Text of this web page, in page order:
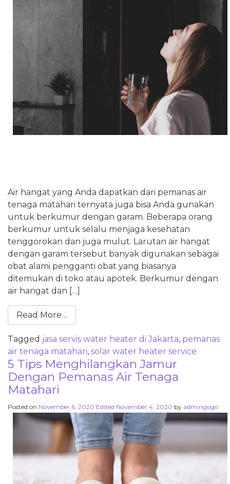
Air hangat yang Anda dapatkan dari pemanas air
tenaga matahari ternyata juga bisa Anda gunakan
untuk berkumur dengan garam. Beberapa orang
berkumur untuk selalu menjaga kesehatan
tenggorokan dan juga mulut. Larutan air hangat
dengan garam tersebut banyak digunakan sebagai
obat alami pengganti obat yang biasanya
ditemukan di toko atau apotek. Berkumur dengan
air hangat dan […]
Read More…
Tagged jasa servis water heater di Jakarta, pemanas
air tenaga matahari, solar water heater service
5 Tips Menghilangkan Jamur
Dengan Pemanas Air Tenaga
Matahari
Posted on November 6, 2020 Edited November 4, 2020 by admingogo